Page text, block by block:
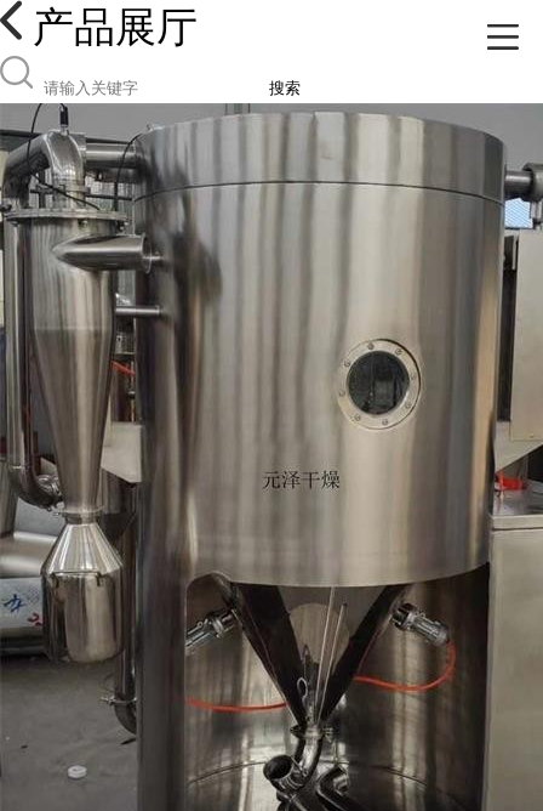
产品展厅
搜索